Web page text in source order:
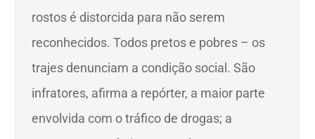
rostos é distorcida para não serem
reconhecidos. Todos pretos e pobres – os
trajes denunciam a condição social. São
infratores, afirma a repórter, a maior parte
envolvida com o tráfico de drogas; a